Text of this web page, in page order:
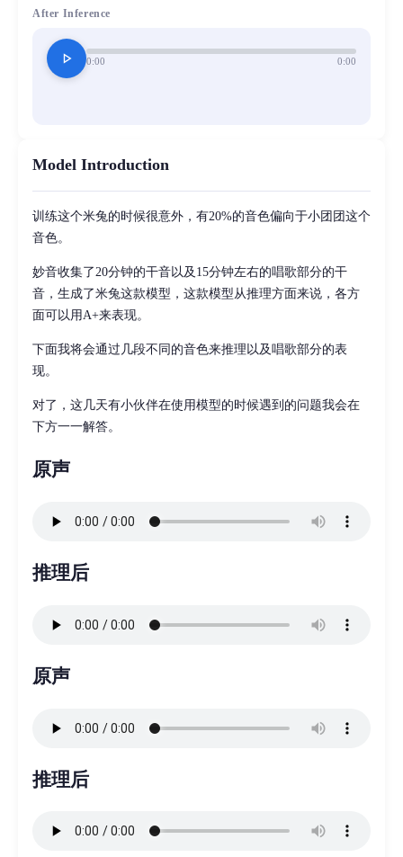
After Inference
play_arrow 0:00 0:00
Model Introduction
训练这个米兔的时候很意外，有20%的音色偏向于小团团这个
音色。
妙音收集了20分钟的干音以及15分钟左右的唱歌部分的干
音，生成了米兔这款模型，这款模型从推理方面来说，各方
面可以用A+来表现。
下面我将会通过几段不同的音色来推理以及唱歌部分的表
现。
对了，这几天有小伙伴在使用模型的时候遇到的问题我会在
下方一一解答。
原声
推理后
原声
推理后